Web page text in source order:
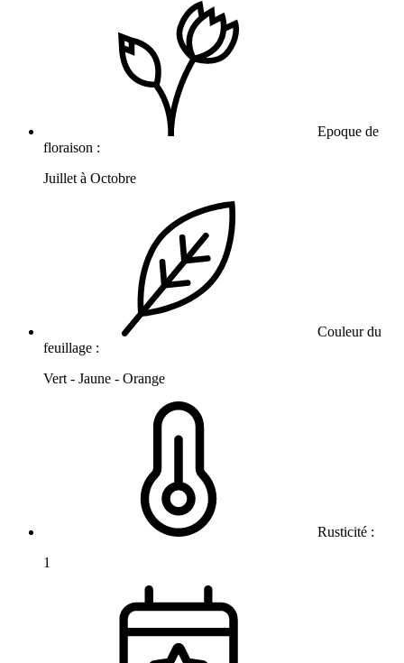
Epoque de
floraison :
Juillet à Octobre
Couleur du
feuillage :
Vert - Jaune - Orange
Rusticité :
1